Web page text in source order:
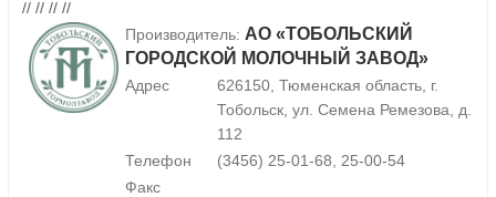
// // // //
Производитель: АО «ТОБОЛЬСКИЙ
ГОРОДСКОЙ МОЛОЧНЫЙ ЗАВОД»
Адрес
626150, Тюменская область, г.
Тобольск, ул. Семена Ремезова, д.
112
Телефон
(3456) 25-01-68, 25-00-54
Факс